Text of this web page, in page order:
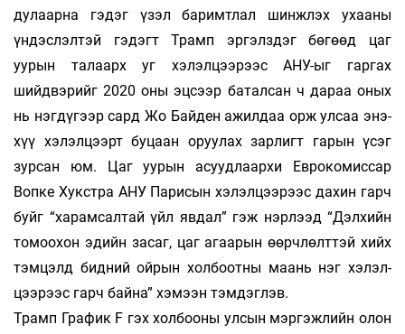
дулаарна гэдэг үзэл ба­римт­­лал шинжлэх ухааны
үндэслэлтэй гэдэгт Трамп эргэлздэг бөгөөд цаг
уурын талаарх уг хэлэлцээрээс АНУ-ыг гаргах
шийдвэрийг 2020 оны эцсээр баталсан ч дараа оных
нь нэг­дү­­гээр сард Жо Байден ажилдаа орж улсаа энэ­
хүү хэлэлцээрт буцаан оруулах зарлигт га­рын үсэг
зурсан юм. Цаг уурын асуудлаархи Ев­­ро­­комиссар
Вопке Хукстра АНУ Парисын хэ­лэл­цээрээс дахин гарч
буйг “харамсалтай үйл явдал” гэж нэрлээд “Дэлхийн
томоохон эдийн за­саг, цаг агаарын өөрчлөлттэй хийх
тэм­цэлд бид­ний ойрын холбоотны маань нэг хэлэл­
цээ­рээс гарч байна” хэмээн тэмдэглэв.
Трамп График F гэх холбооны улсын мэр­гэж­лийн олон